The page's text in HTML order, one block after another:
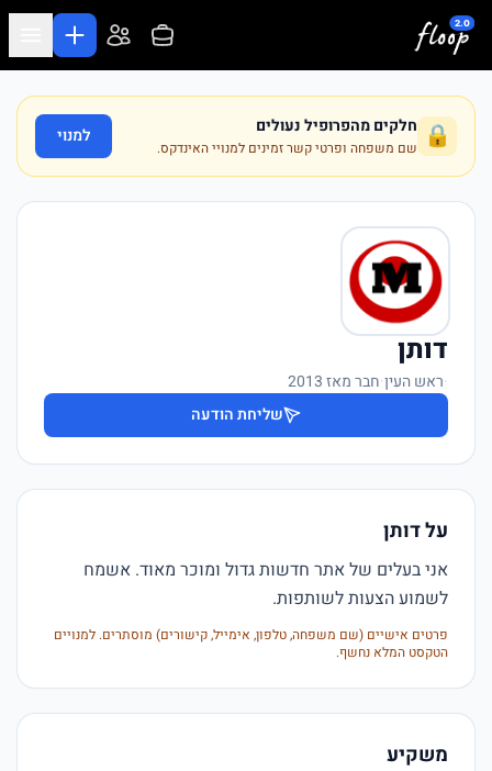
דלג לתוכן המרכזי
🔒 חלקים מהפרופיל נעולים
שם משפחה ופרטי קשר זמינים למנויי האינדקס.
למנוי
דותן
·ראש העין·חבר מאז 2013
שליחת הודעה
על דותן
לשמוע הצעות לשותפות.
פרטים אישיים (שם משפחה, טלפון, אימייל, קישורים) מוסתרים. למנויים
הטקסט המלא נחשף.
משקיע